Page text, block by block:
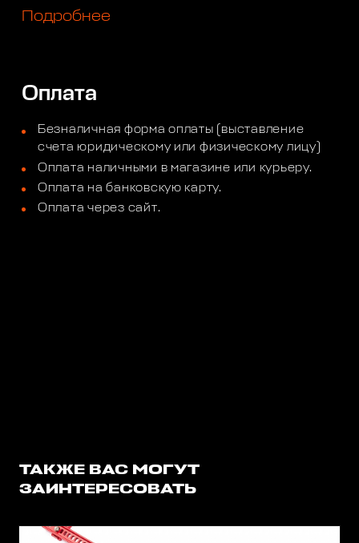
Подробнее
Оплата
Безналичная форма оплаты (выставление
счета юридическому или физическому лицу)
Оплата наличными в магазине или курьеру.
Оплата на банковскую карту.
Оплата через сайт.
ТАКЖЕ ВАС МОГУТ
ЗАИНТЕРЕСОВАТЬ